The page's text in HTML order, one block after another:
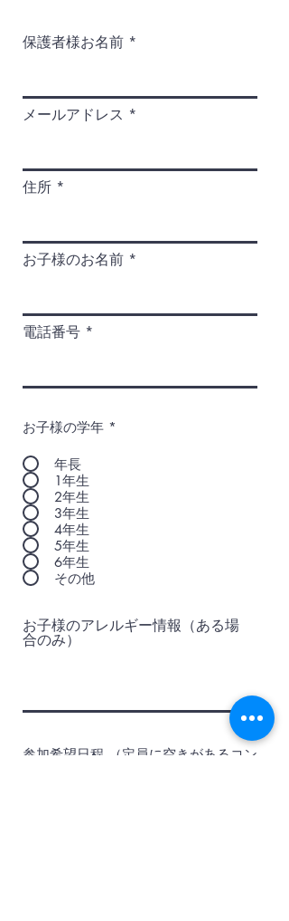
保護者様お名前
メールアドレス
住所
お子様のお名前
電話番号
お子様の学年 *
年長
1年生
2年生
3年生
4年生
5年生
6年生
その他
お子様のアレルギー情報（ある場
合のみ）
参加希望日程 （定員に空きがあるコン